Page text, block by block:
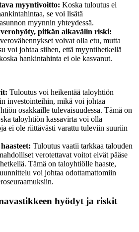
myyntivoitto: Koska tuloutus ei
se voi lisätä
myynnin yhteydessä.
pitkän aikavälin riski:
voivat olla etu, mutta
voi johtaa siihen, että myyntihetkellä
hankintahinta ei ole kasvanut.
Tuloutus voi heikentää taloyhtiön
investointeihin, mikä voi johtaa
osakkaille tulevaisuudessa. Tämä on
taloyhtiön kassavirta voi olla
ei ole riittävästi varattu tuleviin suuriin
Tuloutus vaatii tarkkaa talouden
verotettavat voitot eivät pääse
Tämä on taloyhtiölle haaste,
voi johtaa odottamattomiin
hyödyt ja riskit